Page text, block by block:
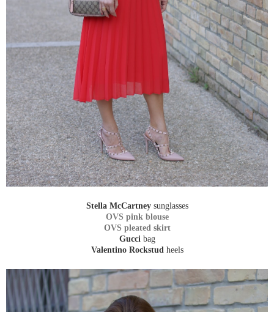
Stella McCartneysunglasses
OVS pink blouse
OVS pleated skirt
Gucci bag
Valentino Rockstud heels